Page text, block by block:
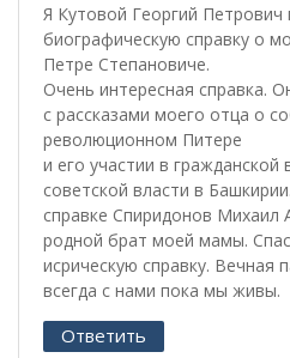
Я Кутовой Георгий Петрович
биографическую справку о
Петре Степановиче.
Очень интересная справка.
с рассказами моего отца о
революционном Питере
и его участии в гражданской
советской власти в
справке Спиридонов Михаил
родной брат моей мамы.
исрическую справку. Вечная
всегда с нами пока мы живы.
Ответить